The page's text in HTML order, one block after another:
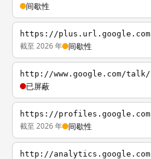
间歇性
https://plus.url.google.com
截至 2026 年 间歇性
http://www.google.com/talk/
已屏蔽
https://profiles.google.com
截至 2026 年 间歇性
http://analytics.google.com